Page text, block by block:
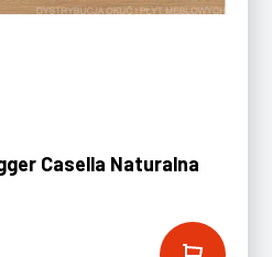
Casella Naturalna